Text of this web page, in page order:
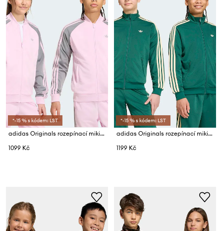
*-15 % s kódem: LST
adidas Originals rozepínací mikina dětská
1099 Kč
*-15 % s kódem: LST
adidas Originals rozepínací mikina dětská ADICOLOR
1199 Kč